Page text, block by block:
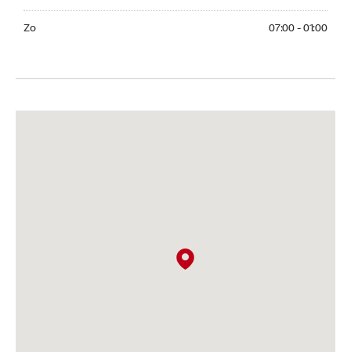
Zo 07:00 - 01:00